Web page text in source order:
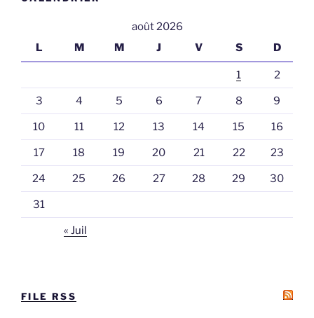
août 2026
L
M M J V S D
1 2
3 4 5 6 7 8 9
10 11 12 13 14 15 16
17 18 19 20 21 22 23
24 25 26 27 28 29 30
31
« Juil
FILE RSS